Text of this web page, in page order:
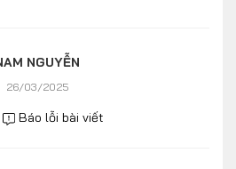
NGUYỄN
26/03/2025
Báo lỗi bài viết